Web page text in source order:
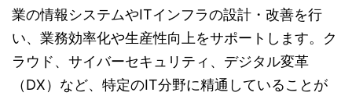
業の情報システムやITインフラの設計・改善を行
い、業務効率化や生産性向上をサポートします。ク
ラウド、サイバーセキュリティ、デジタル変革
（DX）など、特定のIT分野に精通していることが